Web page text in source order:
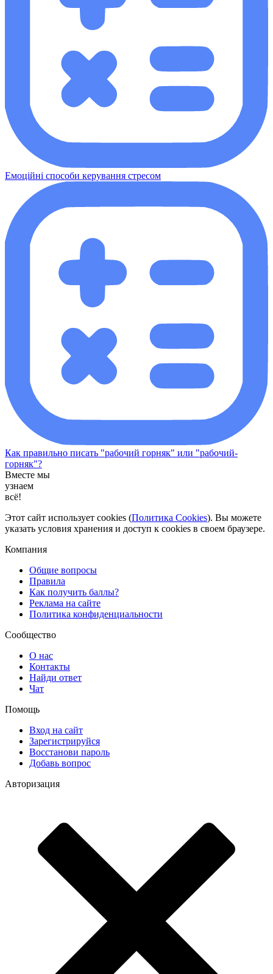
Емоційні способи керування стресом
Как правильно писать "рабочий горняк" или "рабочий-
горняк"?
Вместе мы
узнаем
всё!
Этот сайт использует cookies (Политика Cookies). Вы можете
указать условия хранения и доступ к cookies в своем браузере.
Компания
Общие вопросы
Правила
Как получить баллы?
Реклама на сайте
Политика конфиденциальности
Сообщество
О нас
Контакты
Найди ответ
Чат
Помощь
Вход на сайт
Зарегистрируйся
Восстанови пароль
Добавь вопрос
Авторизация